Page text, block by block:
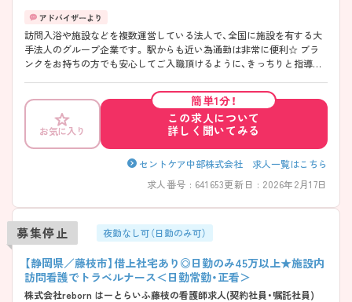
訪問入浴や施設などを複数運営している法人で、全国に施設を有する大
手法人のグループ企業です。 駅からも近い為通勤は非常に便利☆ ブラ
ンクをお持ちの方でも安心してご入職頂けるように、きっちりと指導も
少しでも興味をお持ちの方はお気軽にご連絡下さいませ。
お気に入り
簡単1分！
この求人について
詳しく聞いてみる
セントケア中部株式会社 求人一覧はこちら
求人番号 : 641653更新日 : 2026年2月17日
募集停止 夜勤なし可（日勤のみ可）
【静岡県／藤枝市】借上社宅あり◎日勤のみ45万以上★施設内
訪問看護でトラベルナース＜日勤常勤・正看＞
株式会社reborn はーとらいふ藤枝の看護師求人(契約社員・嘱託社員)